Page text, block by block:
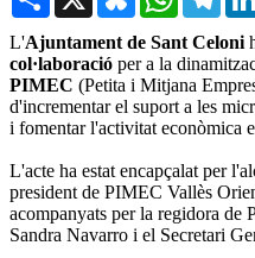
L'Ajuntament de Sant Celoni
col·laboració per a la
PIMEC (Petita i Mitjana
d'incrementar el suport a les
i fomentar l'activitat econòmica
L'acte ha estat encapçalat per
president de PIMEC Vallès
acompanyats per la regidora de
Sandra Navarro i el Secretari